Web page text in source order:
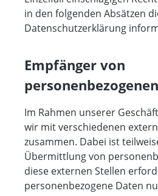
in den folgenden Absätzen
Datenschutzerklärung
Empfänger von
Im Rahmen unserer
wir mit verschiedenen
zusammen. Dabei ist
Übermittlung von
diese externen Stellen
personenbezogene Daten